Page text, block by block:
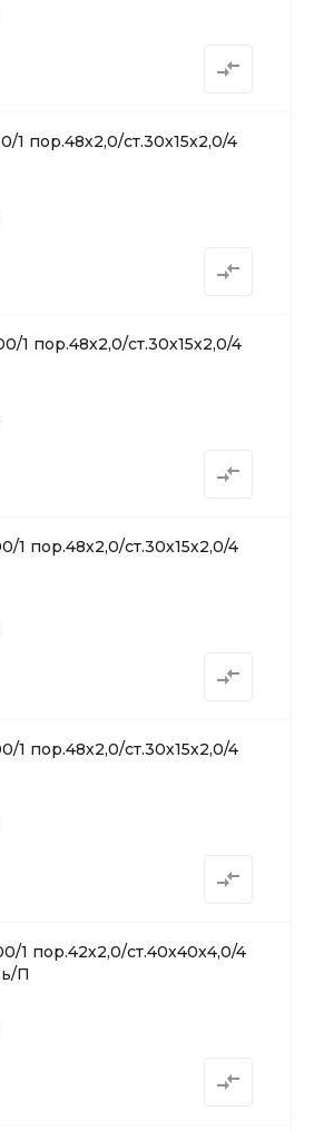
1 пор.48х2,0/ст.30х15х2,0/4
1 пор.48х2,0/ст.30х15х2,0/4
1 пор.48х2,0/ст.30х15х2,0/4
1 пор.48х2,0/ст.30х15х2,0/4
1 пор.42х2,0/ст.40х40х4,0/4
П